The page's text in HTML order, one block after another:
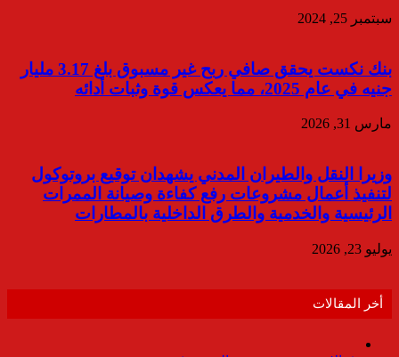
سبتمبر 25, 2024
بنك نكست يحقق صافي ربح غير مسبوق بلغ 3.17 مليار
جنيه في عام 2025، مما يعكس قوة وثبات أدائه
مارس 31, 2026
وزيرا النقل والطيران المدني يشهدان توقيع بروتوكول
لتنفيذ أعمال مشروعات رفع كفاءة وصيانة الممرات
الرئيسية والخدمية والطرق الداخلية بالمطارات
يوليو 23, 2026
أخر المقالات